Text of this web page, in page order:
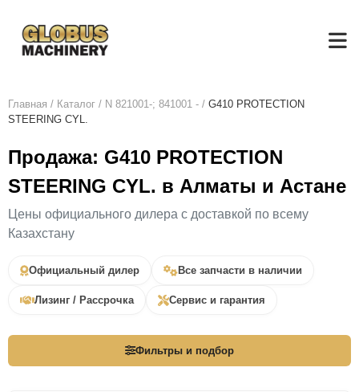
Главная / Каталог / N 821001-; 841001 - / G410 PROTECTION
STEERING CYL.
Продажа: G410 PROTECTION
STEERING CYL. в Алматы и Астане
Цены официального дилера с доставкой по всему
Казахстану
Официальный дилер Все запчасти в наличии
Лизинг / Рассрочка Сервис и гарантия
Фильтры и подбор